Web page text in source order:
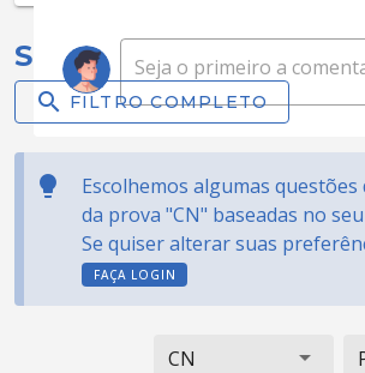
Selecionadas para
FILTRO COMPLETO
Escolhemos algumas
da prova "CN" baseadas no
Se quiser alterar suas
FAÇA LOGIN
CN